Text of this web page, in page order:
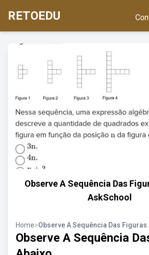
RETOEDU
Observe A Sequência Das
AskSchool
Home>Observe A Sequência Das Figuras
Observe A Sequência